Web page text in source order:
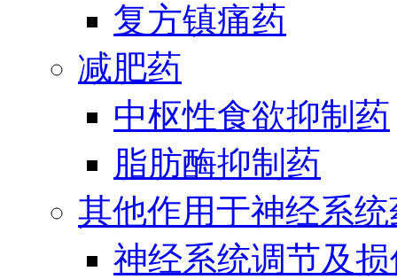
复方镇痛药
减肥药
中枢性食欲抑制药
脂肪酶抑制药
其他作用于神经系统
神经系统调节及